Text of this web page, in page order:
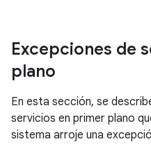
Excepciones de
plano
En esta sección, se
servicios en primer plano
sistema arroje una